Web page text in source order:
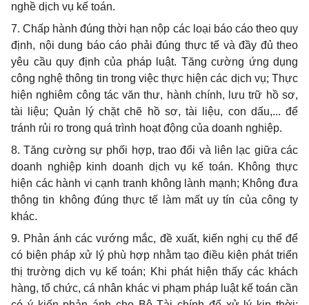
nghề dịch vụ kế toán.
7. Chấp hành đúng thời hạn nộp các loại báo cáo theo quy
định, nội dung báo cáo phải đúng thực tế và đầy đủ theo
yêu cầu quy định của pháp luật. Tăng cường ứng dụng
công nghệ thông tin trong việc thực hiện các dịch vụ; Thực
hiện nghiêm công tác văn thư, hành chính, lưu trữ hồ sơ,
tài liệu; Quản lý chặt chẽ hồ sơ, tài liệu, con dấu,... để
tránh rủi ro trong quá trình hoạt động của doanh nghiệp.
8. Tăng cường sự phối hợp, trao đổi và liên lạc giữa các
doanh nghiệp kinh doanh dịch vụ kế toán. Không thực
hiện các hành vi cạnh tranh không lành mạnh; Không đưa
thông tin không đúng thực tế làm mất uy tín của công ty
khác.
9. Phản ánh các vướng mắc, đề xuất, kiến nghị cụ thể để
có biện pháp xử lý phù hợp nhằm tạo điều kiện phát triển
thị trường dịch vụ kế toán; Khi phát hiện thấy các khách
hàng, tổ chức, cá nhân khác vi phạm pháp luật kế toán cần